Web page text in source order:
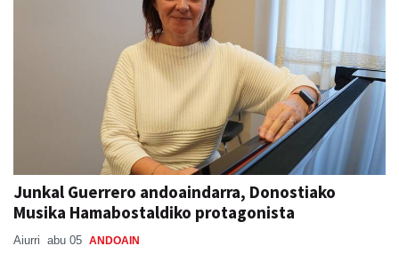
Junkal Guerrero andoaindarra, Donostiako
Musika Hamabostaldiko protagonista
Aiurri abu 05 ANDOAIN